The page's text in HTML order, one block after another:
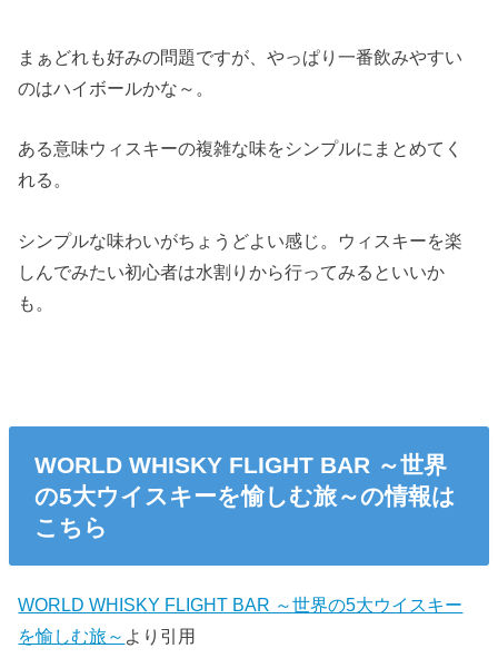
まぁどれも好みの問題ですが、やっぱり一番飲みやすい
のはハイボールかな～。
ある意味ウィスキーの複雑な味をシンプルにまとめてく
れる。
シンプルな味わいがちょうどよい感じ。ウィスキーを楽
しんでみたい初心者は水割りから行ってみるといいか
も。
WORLD WHISKY FLIGHT BAR ～世界
の5大ウイスキーを愉しむ旅～の情報は
こちら
WORLD WHISKY FLIGHT BAR ～世界の5大ウイスキー
を愉しむ旅～ より引用